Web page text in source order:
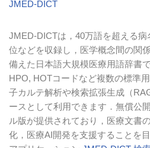
キ
プ
JMED-DICT
JMED-DICTは， 40万語を超える病
位などを収録し，医学概念間の関
備えた日本語大規模医療用語辞書で
HPO, HOTコードなど複数の標準
子カルテ解析や検索拡張生成（
ースとして利用できます．無償公
ル版が提供されており，医療文書
化，医療AI開発を支援することを